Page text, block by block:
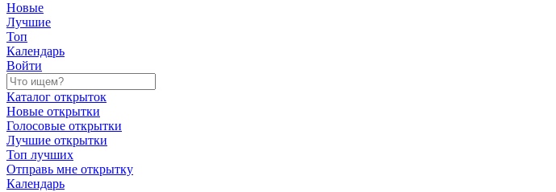
Новые
Лучшие
Топ
Календарь
Войти
Каталог открыток
Новые открытки
Голосовые открытки
Лучшие открытки
Топ лучших
Отправь мне открытку
Календарь